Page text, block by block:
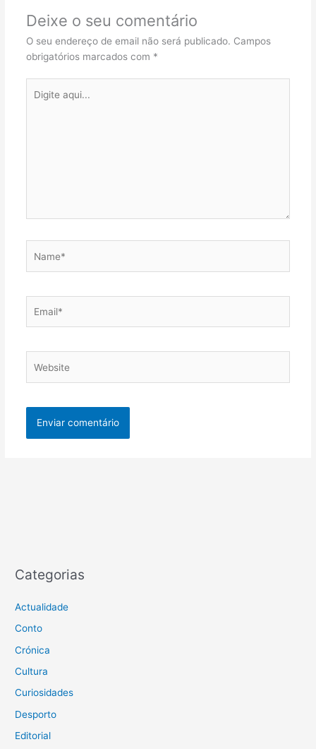
Deixe o seu comentário
O seu endereço de email não será publicado. Campos
obrigatórios marcados com *
aqui...
Categorias
Actualidade
Conto
Crónica
Cultura
Curiosidades
Desporto
Editorial